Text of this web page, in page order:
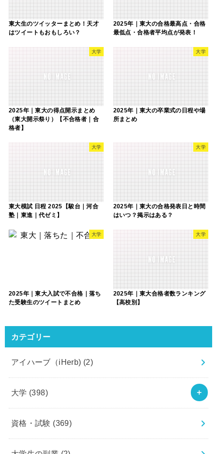
東大生のツイッターまとめ！天才
はツイートもおもしろい？
2025年｜東大の合格最高点・合格
最低点・合格者平均点が発表！
大学
2025年｜東大の得点開示まとめ
（東大開示祭り）【不合格者｜合
格者】
大学
2025年｜東大の卒業式の日程や場
所まとめ
大学
東大模試 日程 2025【駿台｜河合
塾｜東進｜代ゼミ】
大学
2025年｜東大の合格発表日と時間
はいつ？掲示はある？
大学
2025年｜東大入試で不合格｜落ち
た受験生のツイートまとめ
大学
2025年｜東大合格者数ランキング
【高校別】
カテゴリー
アイハーブ（iHerb) (2)
大学 (398)
資格・試験 (369)